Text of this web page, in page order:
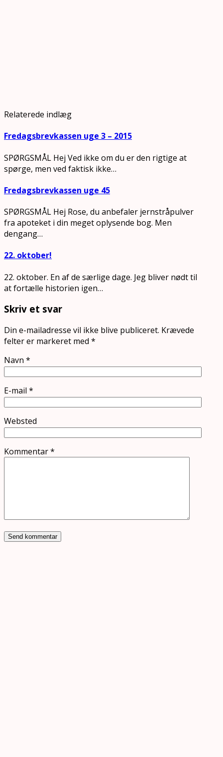
Relaterede indlæg
Fredagsbrevkassen uge 3 – 2015
SPØRGSMÅL Hej Ved ikke om du er den rigtige at
spørge, men ved faktisk ikke…
Fredagsbrevkassen uge 45
SPØRGSMÅL Hej Rose, du anbefaler jernstråpulver
fra apoteket i din meget oplysende bog. Men
dengang…
22. oktober!
22. oktober. En af de særlige dage. Jeg bliver nødt til
at fortælle historien igen…
Skriv et svar
Din e-mailadresse vil ikke blive publiceret. Krævede
felter er markeret med *
Navn *
E-mail *
Websted
Kommentar*